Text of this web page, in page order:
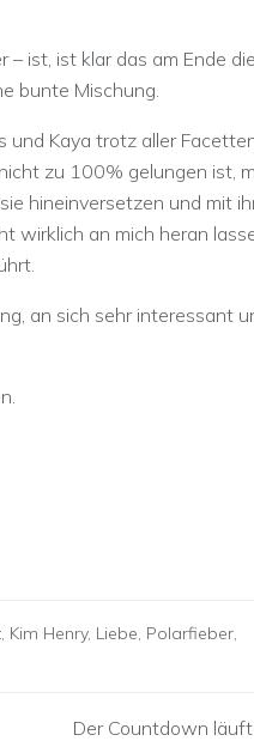
– ist, ist klar das am Ende die
bunte Mischung.
und Kaya trotz aller
zu 100% gelungen ist,
hineinversetzen und mit
wirklich an mich heran
an sich sehr interessant
, Kim Henry, Liebe, Polarfieber,
Der Countdown